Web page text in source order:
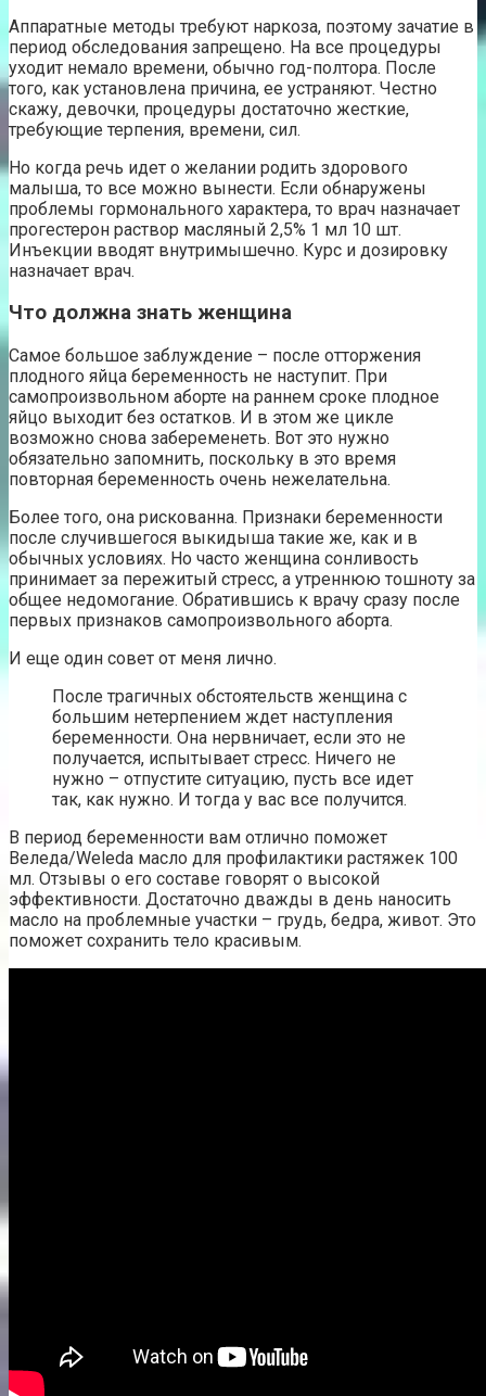
Аппаратные методы требуют наркоза, поэтому зачатие в
период обследования запрещено. На все процедуры
уходит немало времени, обычно год-полтора. После
того, как установлена причина, ее устраняют. Честно
скажу, девочки, процедуры достаточно жесткие,
требующие терпения, времени, сил.
Но когда речь идет о желании родить здорового
малыша, то все можно вынести. Если обнаружены
проблемы гормонального характера, то врач назначает
прогестерон раствор масляный 2,5% 1 мл 10 шт.
Инъекции вводят внутримышечно. Курс и дозировку
назначает врач.
Что должна знать женщина
Самое большое заблуждение – после отторжения
плодного яйца беременность не наступит. При
самопроизвольном аборте на раннем сроке плодное
яйцо выходит без остатков. И в этом же цикле
возможно снова забеременеть. Вот это нужно
обязательно запомнить, поскольку в это время
повторная беременность очень нежелательна.
Более того, она рискованна. Признаки беременности
после случившегося выкидыша такие же, как и в
обычных условиях. Но часто женщина сонливость
принимает за пережитый стресс, а утреннюю тошноту за
общее недомогание. Обратившись к врачу сразу после
первых признаков самопроизвольного аборта.
И еще один совет от меня лично.
После трагичных обстоятельств женщина с
большим нетерпением ждет наступления
беременности. Она нервничает, если это не
получается, испытывает стресс. Ничего не
нужно – отпустите ситуацию, пусть все идет
так, как нужно. И тогда у вас все получится.
В период беременности вам отлично поможет
Веледа/Weleda масло для профилактики растяжек 100
мл. Отзывы о его составе говорят о высокой
эффективности. Достаточно дважды в день наносить
масло на проблемные участки – грудь, бедра, живот. Это
поможет сохранить тело красивым.